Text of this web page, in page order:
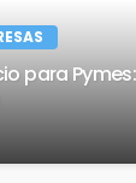
para Pymes: